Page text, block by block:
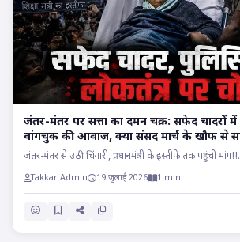
जंतर-मंतर पर सत्ता का दमन चक्र: सफेद चादरों
वांगचुक की आवाज, क्या संसद मार्च के खौफ से
जंतर-मंतर से उठी चिंगारी, प्रधानमंत्री के इस्तीफे तक पहुंची
Takkar Admin 19 जुलाई 2026 1 min